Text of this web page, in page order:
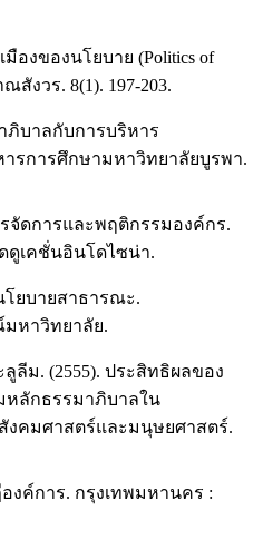
องของนโยบาย (Politics of
สังวร. 8(1). 197-203.
ภิบาลกับการบริหาร
รการศึกษามหาวิทยาลัยบูรพา.
จัดการและพฤติกรรมองค์กร.
ดูเคชั่นอินโดไซน่า.
โยบายสาธารณะ.
หาวิทยาลัย.
ลีม. (2555). ประสิทธิผลของ
หลักธรรมาภิบาลใน
งคมศาสตร์และมนุษยศาสตร์.
งค์การ. กรุงเทพมหานคร :